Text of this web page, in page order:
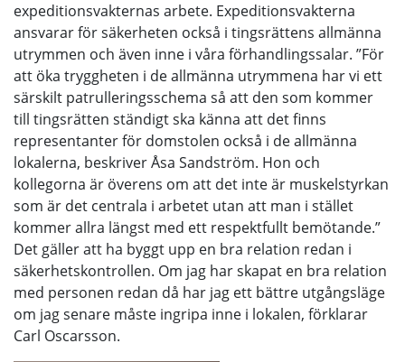
expeditionsvakternas arbete. Expeditionsvakterna
ansvarar för säkerheten också i tingsrättens allmänna
utrymmen och även inne i våra förhandlingssalar. ”För
att öka tryggheten i de allmänna utrymmena har vi ett
särskilt patrulleringsschema så att den som kommer
till tingsrätten ständigt ska känna att det finns
representanter för domstolen också i de allmänna
lokalerna, beskriver Åsa Sandström. Hon och
kollegorna är överens om att det inte är muskelstyrkan
som är det centrala i arbetet utan att man i stället
kommer allra längst med ett respektfullt bemötande.”
Det gäller att ha byggt upp en bra relation redan i
säkerhetskontrollen. Om jag har skapat en bra relation
med personen redan då har jag ett bättre utgångsläge
om jag senare måste ingripa inne i lokalen, förklarar
Carl Oscarsson.